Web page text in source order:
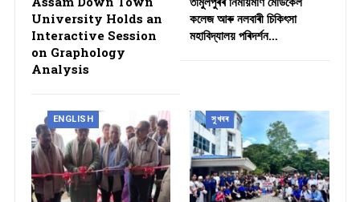
University Holds an
Interactive Session
on Graphology
Analysis
কলেজ আৰু নলবাৰী চিকিৎসা
মহাবিদ্যালয় পৰিদৰ্শন…
ENGLISH সুখবৰ